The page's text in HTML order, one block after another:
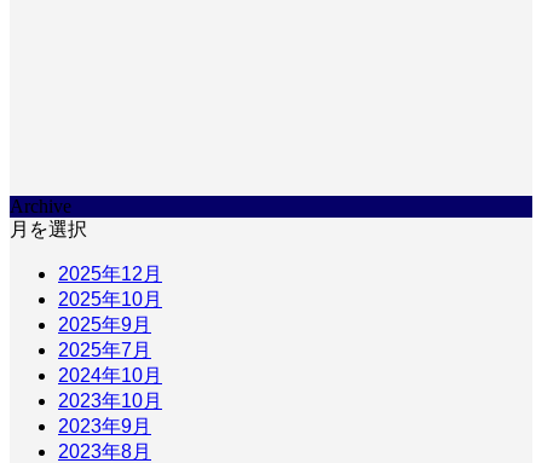
Archive
月を選択
2025年12月
2025年10月
2025年9月
2025年7月
2024年10月
2023年10月
2023年9月
2023年8月